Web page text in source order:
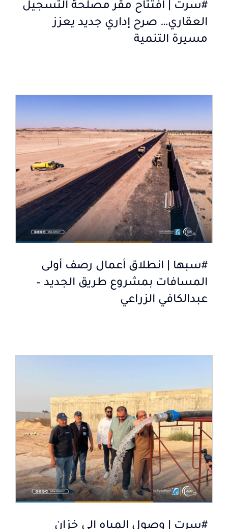
#سرت | افتتاح مقر مصلحة التسجيل
العقاري… صرح إداري جديد يعزز
مسيرة التنمية
#سبها | انطلاق أعمال رصف أولى
المسافات بمشروع طريق الجديد –
عبدالكافي الزراعي
#سرت | وصول المياه إلى خزان